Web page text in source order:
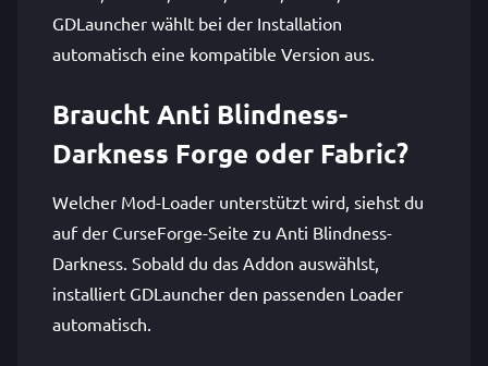
GDLauncher wählt bei der Installation
automatisch eine kompatible Version aus.
Braucht Anti Blindness-
Darkness Forge oder Fabric?
Welcher Mod-Loader unterstützt wird, siehst du
auf der CurseForge-Seite zu Anti Blindness-
Darkness. Sobald du das Addon auswählst,
installiert GDLauncher den passenden Loader
automatisch.